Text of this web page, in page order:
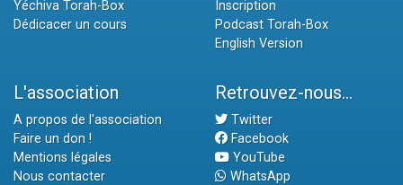
Yéchiva Torah-Box
Dédicacer un cours
Inscription
Podcast Torah-Box
English Version
L'association
A propos de l'association
Faire un don !
Mentions légales
Nous contacter
Retrouvez-nous...
Twitter
Facebook
YouTube
WhatsApp